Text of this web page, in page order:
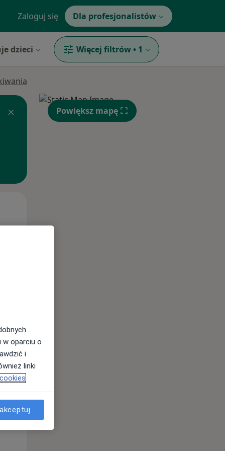
Zaloguj się Dla profesjonalistów
dzieci Więcej filtrów • 1
Wt,
Powiększ mapę
w oparciu o
i
linki